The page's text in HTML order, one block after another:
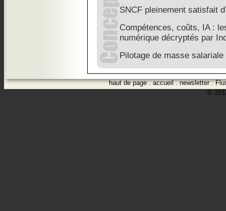
SNCF pleinement satisfait
Compétences, coûts, IA :
numérique décryptés par
Pilotage de masse
haut de page.accueil.newsletter.
©